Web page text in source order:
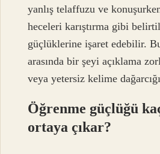
yanlış telaffuzu ve
heceleri karıştırma gibi
güçlüklerine işaret edebilir.
arasında bir şeyi açıklama
veya yetersiz kelime
Öğrenme güçlüğü
ortaya çıkar?